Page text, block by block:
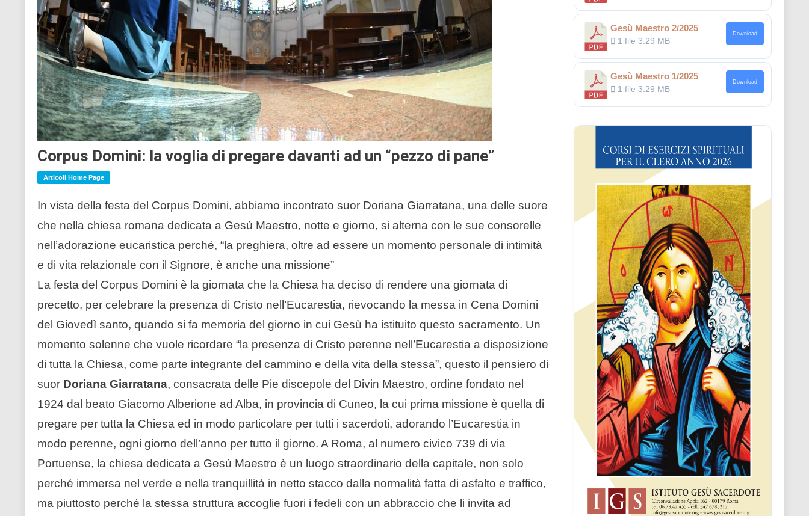
Corpus Domini: la voglia di pregare davanti ad un “pezzo di pane”
Articoli Home Page
In vista della festa del Corpus Domini, abbiamo incontrato suor Doriana Giarratana, una delle suore
che nella chiesa romana dedicata a Gesù Maestro, notte e giorno, si alterna con le sue consorelle
nell’adorazione eucaristica perché, “la preghiera, oltre ad essere un momento personale di intimità
e di vita relazionale con il Signore, è anche una missione”
La festa del Corpus Domini è la giornata che la Chiesa ha deciso di rendere una giornata di
precetto, per celebrare la presenza di Cristo nell’Eucarestia, rievocando la messa in Cena Domini
del Giovedì santo, quando si fa memoria del giorno in cui Gesù ha istituito questo sacramento. Un
momento solenne che vuole ricordare “la presenza di Cristo perenne nell’Eucarestia a disposizione
di tutta la Chiesa, come parte integrante del cammino e della vita della stessa”, questo il pensiero di
suor Doriana Giarratana, consacrata delle Pie discepole del Divin Maestro, ordine fondato nel
1924 dal beato Giacomo Alberione ad Alba, in provincia di Cuneo, la cui prima missione è quella di
pregare per tutta la Chiesa ed in modo particolare per tutti i sacerdoti, adorando l’Eucarestia in
modo perenne, ogni giorno dell’anno per tutto il giorno. A Roma, al numero civico 739 di via
Portuense, la chiesa dedicata a Gesù Maestro è un luogo straordinario della capitale, non solo
perché immersa nel verde e nella tranquillità in netto stacco dalla normalità fatta di asfalto e traffico,
ma piuttosto perché la stessa struttura accoglie fuori i fedeli con un abbraccio che li invita ad
Gesù Maestro 2/2025
1 file3.29 MB
Download
Gesù Maestro 1/2025
1 file3.29 MB
Download